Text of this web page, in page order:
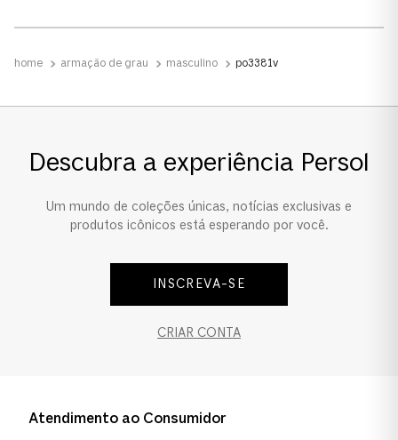
Padrão
Ponte e Plaquetas
Pillow
armação de grau masculino po3381v
Descubra a experiência Persol
Um mundo de coleções únicas, notícias exclusivas e
produtos icônicos está esperando por você.
INSCREVA-SE
CRIAR CONTA
Atendimento ao Consumidor